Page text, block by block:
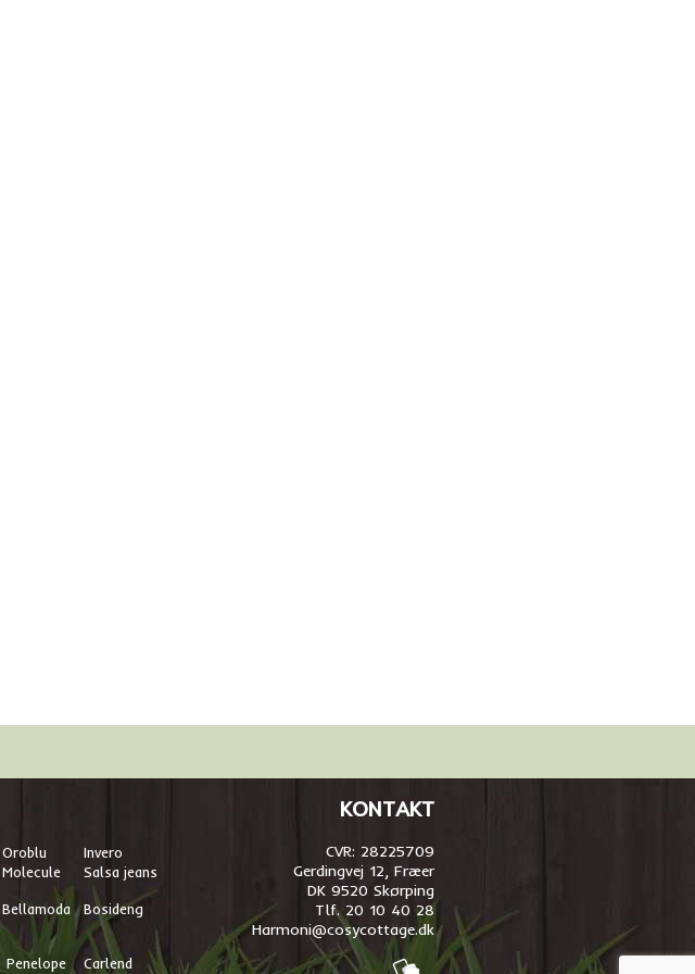
Oroblu
Invero
Molecule Salsa jeans
Bellamoda Bosideng
Penelope
Carlend
KONTAKT
CVR: 28225709
Gerdingvej 12, Fræer
DK 9520 Skørping
Tlf. 20 10 40 28
Harmoni@cosycottage.dk